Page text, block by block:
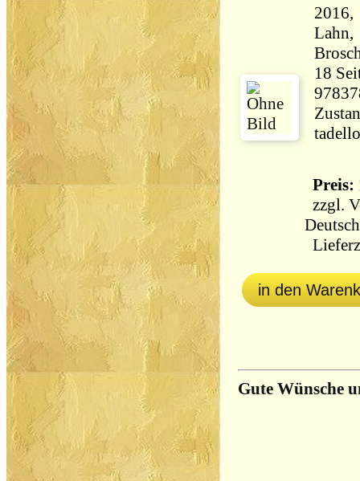
2016,
Lahn,
18 Seiten 75
Preis:
zzgl.
in den
Gute Wünsche